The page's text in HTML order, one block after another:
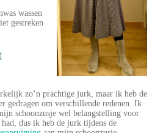
wassen
gestreken
zo’n prachtige jurk, maar ik heb de
gedragen om verschillende redenen. Ik
schoonzusje wel belangstelling voor
dus ik heb de jurk tijdens de